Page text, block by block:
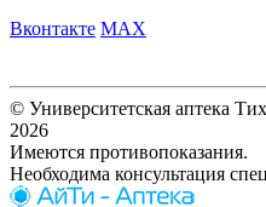
Вконтакте MAX
© Университетская аптека
2026
Имеются противопоказания.
Необходима консультация